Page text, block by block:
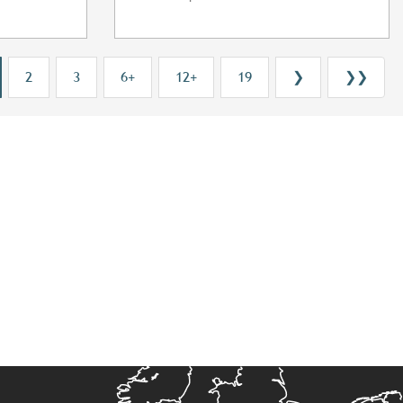
2 3 6+ 12+ 19 ❯ ❯❯